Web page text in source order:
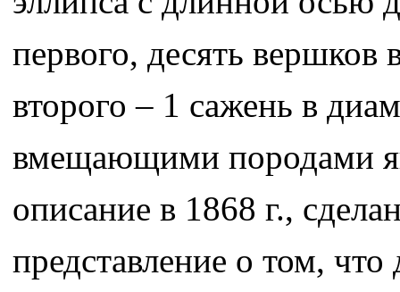
первого, десять вершков
второго – 1 сажень в
вмещающими породами
описание в 1868 г.,
представление о том, что